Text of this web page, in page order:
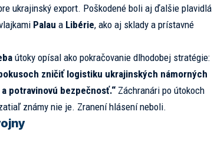
ukrajinský export. Poškodené boli aj ďalšie plavidlá
Palau a Libérie, ako aj sklady a prístavné
útoky opísal ako pokračovanie dlhodobej stratégie:
zničiť logistiku ukrajinských námorných
potravinovú bezpečnosť.“Záchranári po útokoch
známy nie je. Zranení hlásení neboli.